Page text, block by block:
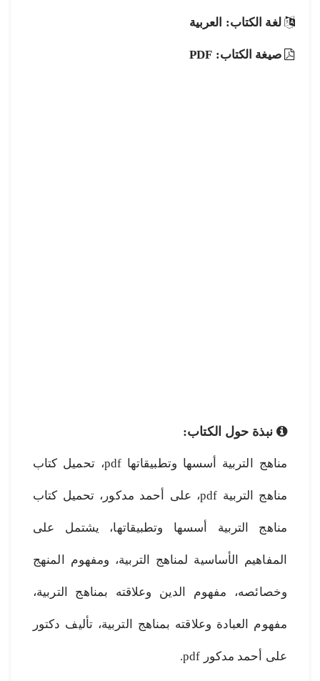
لغة الكتاب: العربية
صيغة الكتاب: PDF
نبذة حول الكتاب:
مناهج التربية أسسها وتطبيقاتها pdf، تحميل كتاب
مناهج التربية pdf، على أحمد مدكور، تحميل كتاب
مناهج التربية أسسها وتطبيقاتها، يشتمل على
المفاهيم الأساسية لمناهج التربية، ومفهوم المنهج
وخصائصه، مفهوم الدين وعلاقته بمناهج التربية،
مفهوم العبادة وعلاقته بمناهج التربية، تأليف دكتور
على أحمد مدكور pdf.